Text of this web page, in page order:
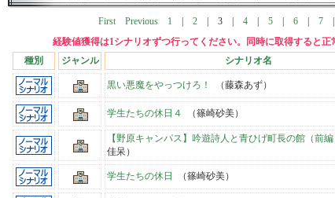
First Previous 1 2| 3| 4| 5| 6| 7
経験値獲得は1シナリオずつ行ってください。同時に取得すると正
種別
ジャンル シナリオ名
黒い悪魔をやっつけろ！ （藤森あず）
学生たちの休日４ （篠崎砂美）
【野原キャンパス】吟遊詩人と青ひげ町長の館（前編
佳呆）
学生たちの休日 （篠崎砂美）